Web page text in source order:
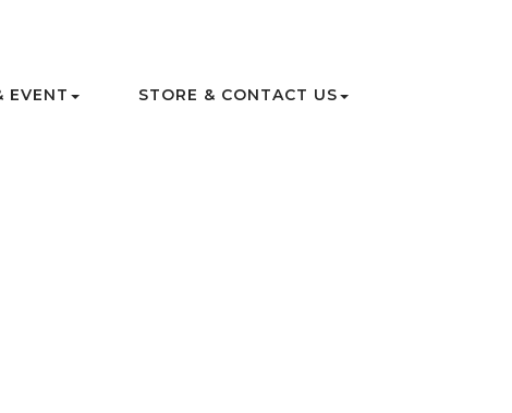
EVENT STORE & CONTACT US